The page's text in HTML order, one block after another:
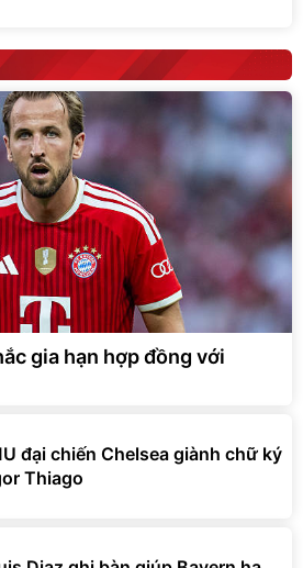
gia hạn hợp đồng với
đại chiến Chelsea giành chữ ký
Thiago